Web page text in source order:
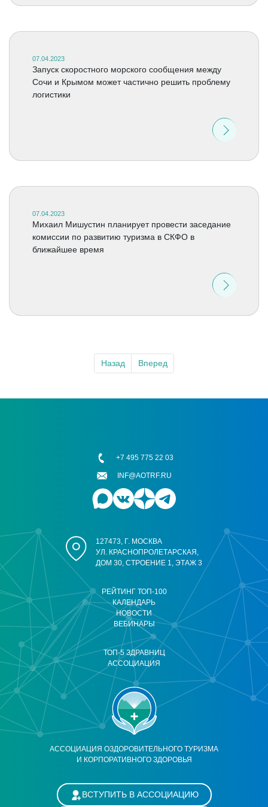
07.04.2023
Запуск скоростного морского сообщения между
Сочи и Крымом может частично решить проблему
логистики
07.04.2023
Михаил Мишустин планирует провести заседание
комиссии по развитию туризма в СКФО в
ближайшее время
Назад Вперед
АССОЦИАЦИЯ ОЗДОРОВИТЕЛЬНОГО ТУРИЗМА
И КОРПОРАТИВНОГО ЗДОРОВЬЯ
РЕЙТИНГ ТОП-100
КАЛЕНДАРЬ
НОВОСТИ
ВЕБИНАРЫ
ТОП-5 ЗДРАВНИЦ
АССОЦИАЦИЯ
127473, Г. МОСКВА
УЛ. КРАСНОПРОЛЕТАРСКАЯ,
ДОМ 30, СТРОЕНИЕ 1, ЭТАЖ 3
+7 495 775 22 03
INF@AOTRF.RU
ВСТУПИТЬ В АССОЦИАЦИЮ